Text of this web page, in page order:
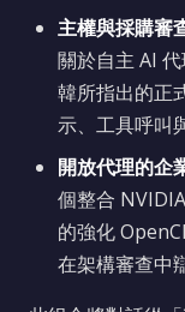
主權與採購審
關於自主 AI
韓所指出的正
示、工具呼叫
開放代理的企
個整合
的強化
在架構審查中